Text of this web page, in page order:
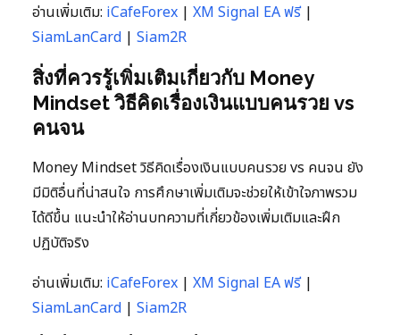
อ่านเพิ่มเติม: iCafeForex | XM Signal EA ฟรี|
SiamLanCard | Siam2R
สิ่งที่ควรรู้เพิ่มเติมเกี่ยวกับ Money
Mindset วิธีคิดเรื่องเงินแบบคนรวย vs
คนจน
Money Mindset วิธีคิดเรื่องเงินแบบคนรวย vs คนจน ยัง
มีมิติอื่นที่น่าสนใจ การศึกษาเพิ่มเติมจะช่วยให้เข้าใจภาพรวม
ได้ดีขึ้น แนะนำให้อ่านบทความที่เกี่ยวข้องเพิ่มเติมและฝึก
ปฏิบัติจริง
อ่านเพิ่มเติม: iCafeForex | XM Signal EA ฟรี|
SiamLanCard | Siam2R